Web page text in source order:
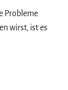
Probleme
wirst, ist es